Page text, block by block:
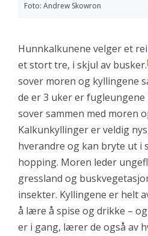
Foto: Andrew Skowron
Hunnkalkunene velger et
et stort tre, i skjul av busker.
sover moren og kyllingene
de er 3 uker er
sover sammen med moren
Kalkunkyllinger er veldig
hverandre og kan bryte ut i
hopping. Moren leder
gressland og
insekter. Kyllingene er helt
å lære å spise og drikke –
er i gang, lærer de også av